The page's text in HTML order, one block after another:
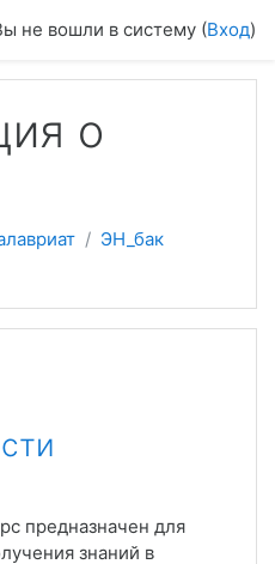
не вошли в систему (Вход)
о
ЭН_бак
предназначен для
знаний в